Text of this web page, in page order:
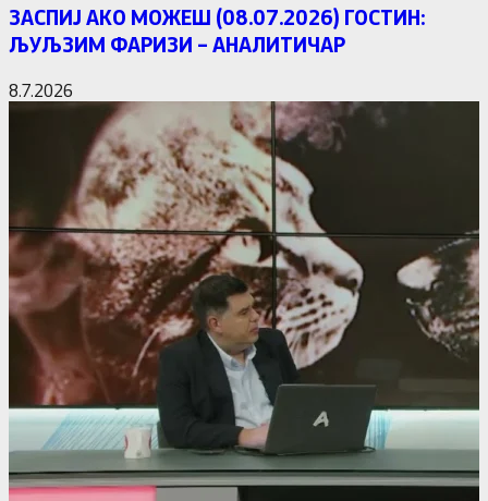
ЗАСПИЈ АКО МОЖЕШ (08.07.2026) ГОСТИН:
ЉУЉЗИМ ФАРИЗИ – АНАЛИТИЧАР
8.7.2026